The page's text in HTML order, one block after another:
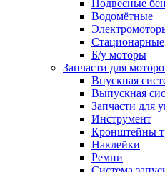
Подвесные
Водомётные
Стационарные
Б/у моторы
Запчасти для
Впускная
Выпускная
Запчасти для
Инструмент
Кронштейны
Наклейки
Ремни